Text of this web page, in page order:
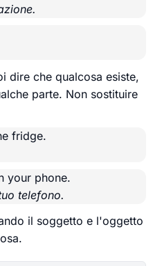
dire che qualcosa esiste,
parte. Non sostituire
fridge.
your phone.
telefono.
il soggetto e l'oggetto